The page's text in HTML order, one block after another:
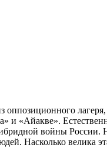
оппозиционного
и «Айакве».
войны
Насколько велика